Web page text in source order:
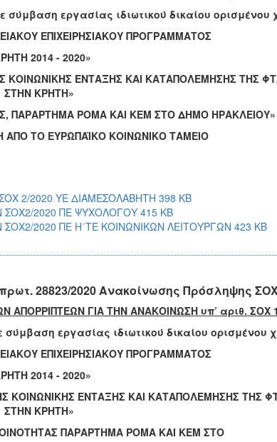
εργασίας ιδιωτικού δικαίου ορισμένου
ΕΠΙΧΕΙΡΗΣΙΑΚΟΥ ΠΡΟΓΡΑΜΜΑΤΟΣ
2014 - 2020»
ΚΟΙΝΩΝΙΚΗΣ ΕΝΤΑΞΗΣ ΚΑΙ ΚΑΤΑΠΟΛΕΜΗΣΗΣ ΤΗΣ
ΣΤΗΝ ΚΡΗΤΗ»
ΠΑΡΑΡΤΗΜΑ ΡΟΜΑ ΚΑΙ ΚΕΜ ΣΤΟ ΔΗΜΟ ΗΡΑΚΛΕΙΟΥ»
ΤΟ ΕΥΡΩΠΑΪΚΟ ΚΟΙΝΩΝΙΚΟ ΤΑΜΕΙΟ
2/2020 ΥΕ ΔΙΑΜΕΣΟΛΑΒΗΤΗ 398 KB
2020 ΠΕ ΨΥΧΟΛΟΓΟΥ 415 KB
2020 ΠΕ Η΄ΤΕ ΚΟΙΝΩΝΙΚΩΝ ΛΕΙΤΟΥΡΓΩΝ 423 KB
28823/2020 Ανακοίνωσης Πρόσληψης
ΓΙΑ ΤΗΝ ΑΝΑΚΟΙΝΩΣΗ υπ’ αριθ. ΣΟΧ
εργασίας ιδιωτικού δικαίου ορισμένου
ΕΠΙΧΕΙΡΗΣΙΑΚΟΥ ΠΡΟΓΡΑΜΜΑΤΟΣ
2014 - 2020»
ΚΟΙΝΩΝΙΚΗΣ ΕΝΤΑΞΗΣ ΚΑΙ ΚΑΤΑΠΟΛΕΜΗΣΗΣ ΤΗΣ
ΣΤΗΝ ΚΡΗΤΗ»
ΠΑΡΑΡΤΗΜΑ ΡΟΜΑ ΚΑΙ ΚΕΜ ΣΤΟ